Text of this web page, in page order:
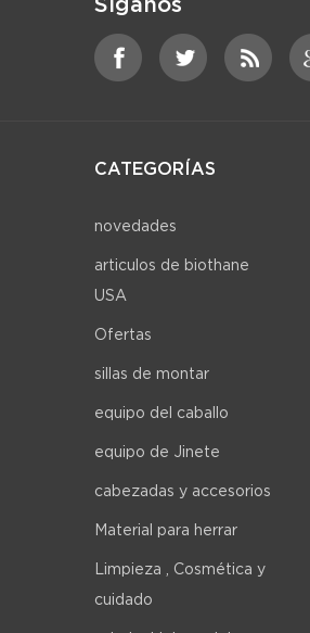
Síganos
CATEGORÍAS
novedades
articulos de biothane
USA
Ofertas
sillas de montar
equipo del caballo
equipo de Jinete
cabezadas y accesorios
Material para herrar
Limpieza , Cosmética y
cuidado